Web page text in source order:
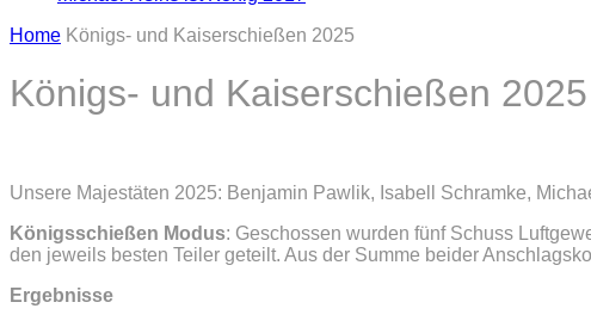
Home Königs- und Kaiserschießen 2025
Königs- und Kaiserschießen 2025
Unsere Majestäten 2025: Benjamin Pawlik, Isabell Schramke,
Königsschießen Modus: Geschossen wurden fünf Schuss
den jeweils besten Teiler geteilt. Aus der Summe beider
Ergebnisse